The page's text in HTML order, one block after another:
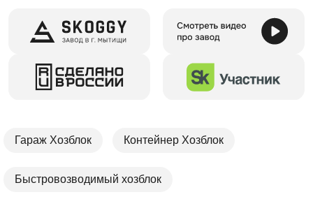
Гараж Хозблок Контейнер Хозблок
Быстровозводимый хозблок